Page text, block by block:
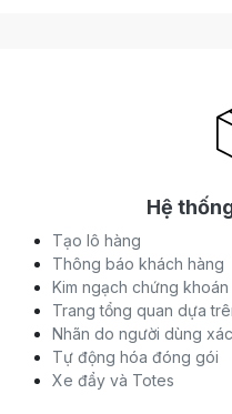
Hệ
Tạo lô hàng
Thông báo khách hàng
Kim ngạch chứng khoán
Trang tổng quan dựa
Nhãn do người dùng
Tự động hóa đóng gói
Xe đẩy và Totes